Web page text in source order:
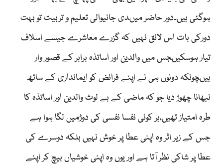
ہوگئی ہیں۔دور حاضر میںدی جانیوالی تعلیم و تربیت تو بہت
دورکی بات اس لائق نہیں کہ گزرے معاشرے جیسے اسلاف
تیار ہوسکیںجس میں والدین اور اساتذہ برابر کے قصور وار
ہیںچونکہ دونوں ہی نے اپنے فرائض کو ایمانداری کے ساتھ
نبھانا چھوڑ دیا جو کہ ماضی کے بے لوث والدین اور اساتذہ کا
طرہ امتیاز تھیں،ہر کوئی نفسا نفسی کی دوڑمیں لگا ہوا ہے
جس کے زیر اثر وہ اپنی عطا پر خوش نہیں بلکہ دوسرے کی
عطا پر شاکی نظر آتا ہے اور یوں وہ اپنی خوشیاں بیچ کر اپنے